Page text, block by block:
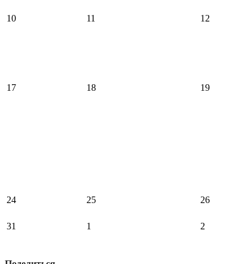
10 11 12
17 18 19
24 25 26
31 1 2